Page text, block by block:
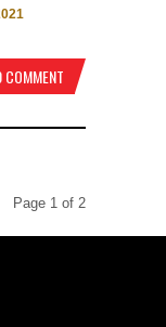
COMMENT
Page 1 of 2